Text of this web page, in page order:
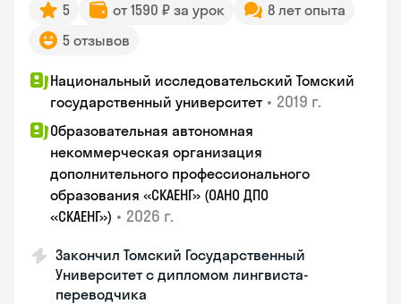
5 от 1590 ₽ за урок
8 лет опыта
5 отзывов
Национальный исследовательский Томский
государственный университет • 2019 г.
Образовательная автономная
некоммерческая организация
дополнительного профессионального
образования «СКАЕНГ» (ОАНО ДПО
«СКАЕНГ») • 2026 г.
Закончил Томский Государственный
Университет с дипломом лингвиста-
переводчика